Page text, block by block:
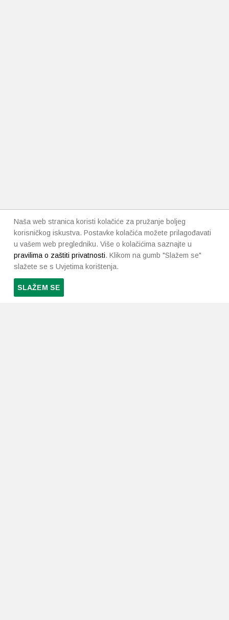
Naša web stranica koristi kolačiće za pružanje boljeg
korisničkog iskustva. Postavke kolačića možete prilagođavati
u vašem web pregledniku. Više o kolačićima saznajte u
pravilima o zaštiti privatnosti. Klikom na gumb "Slažem se"
slažete se s Uvjetima korištenja.
SLAŽEM SE